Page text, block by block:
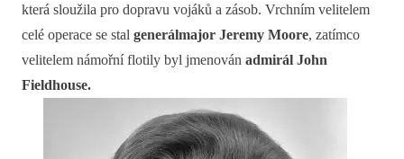
která sloužila pro dopravu vojáků a zásob. Vrchním velitelem
celé operace se stal generálmajor Jeremy Moore, zatímco
velitelem námořní flotily byl jmenován admirál John
Fieldhouse.